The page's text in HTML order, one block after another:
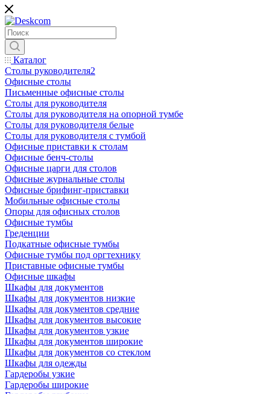
Каталог
Столы руководителя2
Офисные столы
Письменные офисные столы
Столы для руководителя
Столы для руководителя на опорной тумбе
Столы для руководителя белые
Столы для руководителя с тумбой
Офисные приставки к столам
Офисные бенч-столы
Офисные царги для столов
Офисные журнальные столы
Офисные брифинг-приставки
Мобильные офисные столы
Опоры для офисных столов
Офисные тумбы
Греденции
Подкатные офисные тумбы
Офисные тумбы под оргтехнику
Приставные офисные тумбы
Офисные шкафы
Шкафы для документов
Шкафы для документов низкие
Шкафы для документов средние
Шкафы для документов высокие
Шкафы для документов узкие
Шкафы для документов широкие
Шкафы для документов со стеклом
Шкафы для одежды
Гардеробы узкие
Гардеробы широкие